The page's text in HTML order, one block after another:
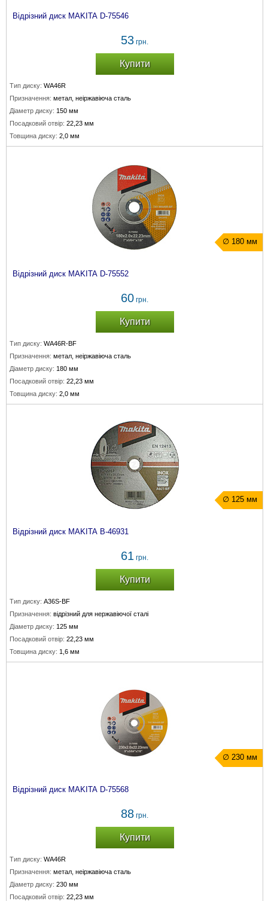
Відрізний диск MAKITA D-75546
53 грн.
Купити
Тип диску: WA46R
Призначення: метал, неіржавіюча сталь
Діаметр диску: 150 мм
Посадковий отвір: 22,23 мм
Товщина диску: 2,0 мм
∅ 180 мм
Відрізний диск MAKITA D-75552
60 грн.
Купити
Тип диску: WA46R-BF
Призначення: метал, неіржавіюча сталь
Діаметр диску: 180 мм
Посадковий отвір: 22,23 мм
Товщина диску: 2,0 мм
∅ 125 мм
Відрізний диск MAKITA B-46931
61 грн.
Купити
Тип диску: A36S-BF
Призначення: відрізний для нержавіючої сталі
Діаметр диску: 125 мм
Посадковий отвір: 22,23 мм
Товщина диску: 1,6 мм
∅ 230 мм
Відрізний диск MAKITA D-75568
88 грн.
Купити
Тип диску: WA46R
Призначення: метал, неіржавіюча сталь
Діаметр диску: 230 мм
Посадковий отвір: 22,23 мм